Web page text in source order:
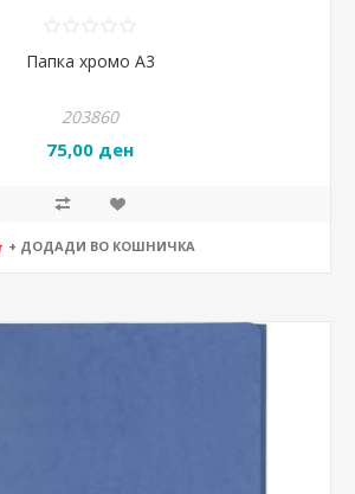
Папка хромо А3
203860
75,00 ден
+ ДОДАДИ ВО КОШНИЧКА